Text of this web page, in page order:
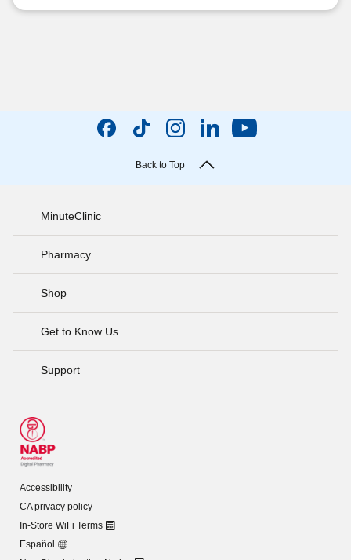
Back to Top
MinuteClinic
Pharmacy
Shop
Get to Know Us
Support
Accessibility
CA privacy policy
In-Store WiFi Terms
Español